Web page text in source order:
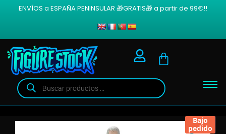
ENVÍOS a ESPAÑA PENINSULAR 🎁GRATIS🎁 a partir de 99€!!
Bajo
pedido